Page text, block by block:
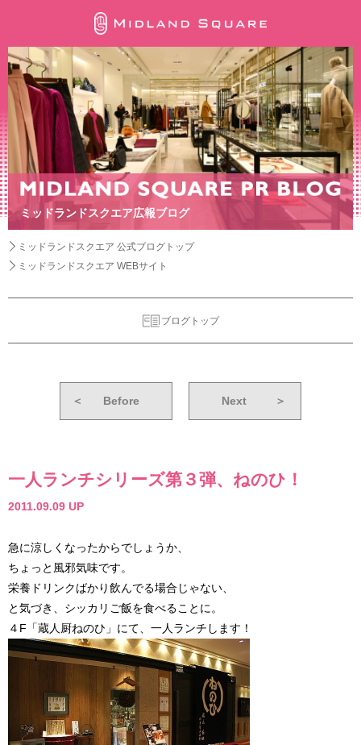
ミッドランドスクエア広報ブログ
ミッドランドスクエア 公式ブログトップ
ミッドランドスクエア WEBサイト
ブログトップ
＜ Before Next ＞
一人ランチシリーズ第３弾、ねのひ！
2011.09.09 UP
急に涼しくなったからでしょうか、
ちょっと風邪気味です。
栄養ドリンクばかり飲んでる場合じゃない、
と気づき、シッカリご飯を食べることに。
４F「蔵人厨ねのひ」にて、一人ランチします！